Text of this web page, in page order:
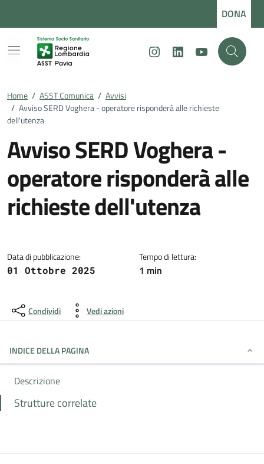
DONA
InstagramLinkedInYoutube
Home / ASST Comunica / Avvisi
/ Avviso SERD Voghera - operatore risponderà alle richieste
dell'utenza
Avviso SERD Voghera -
operatore risponderà alle
richieste dell'utenza
Data di pubblicazione:
01 Ottobre 2025
Tempo di lettura:
1 min
Condividi Vedi azioni
INDICE DELLA PAGINA
Descrizione
Strutture correlate